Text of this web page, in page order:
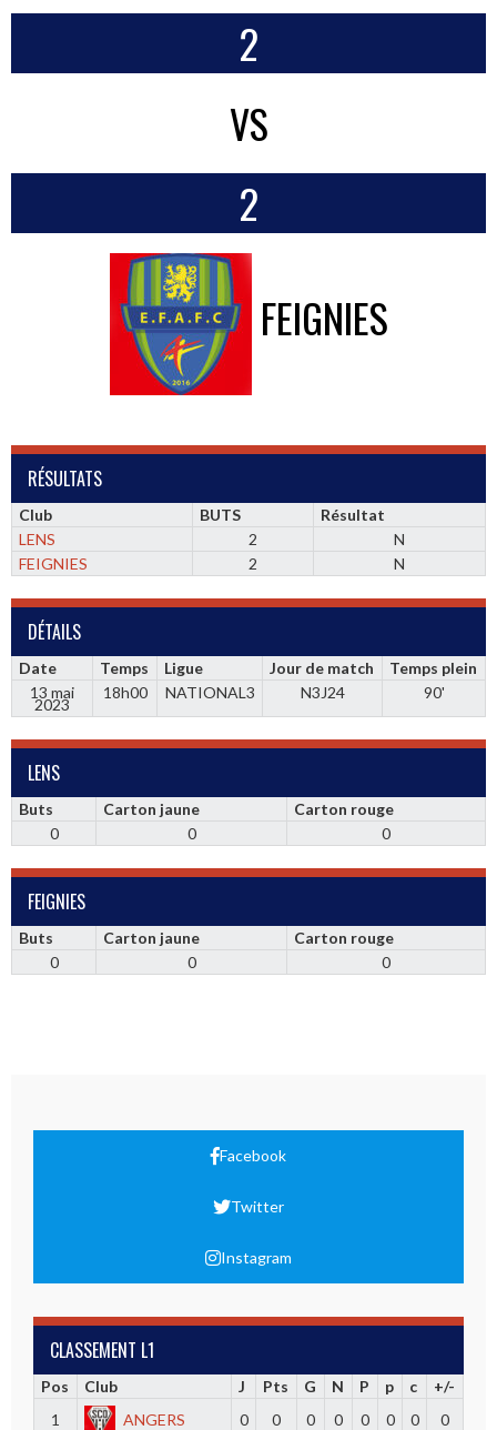
2
VS
2
FEIGNIES
RÉSULTATS
Club BUTS
Résultat
LENS
2
N
FEIGNIES
2 N
DÉTAILS
Date Temps Ligue Jour de match
Temps plein
13 mai
2023
18h00 NATIONAL3 N3J24 90'
LENS
Buts Carton jaune
Carton rouge
0
0 0
FEIGNIES
Buts Carton jaune
Carton rouge
0
0 0
Facebook
Twitter
Instagram
CLASSEMENT L1
Pos Club J Pts G N P p c
+/-
1
ANGERS 0 0 0 0 0 0 0 0